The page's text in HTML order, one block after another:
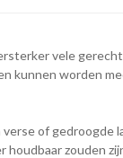
vele
kunnen worden
of gedroogde
zouden